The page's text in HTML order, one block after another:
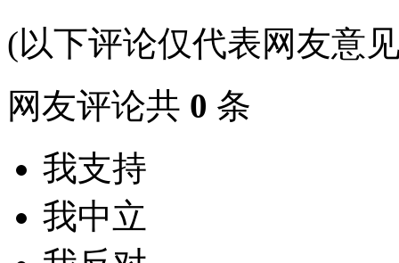
(以下评论仅代表网友意
网友评论共 0 条
我支持
我中立